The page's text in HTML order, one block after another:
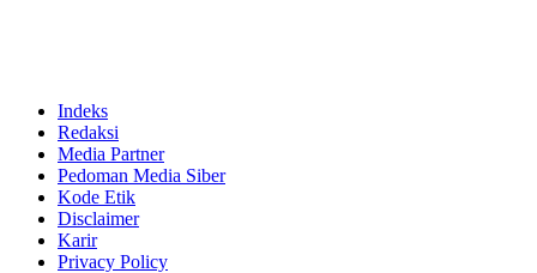
Indeks
Redaksi
Media Partner
Pedoman Media Siber
Kode Etik
Disclaimer
Karir
Privacy Policy